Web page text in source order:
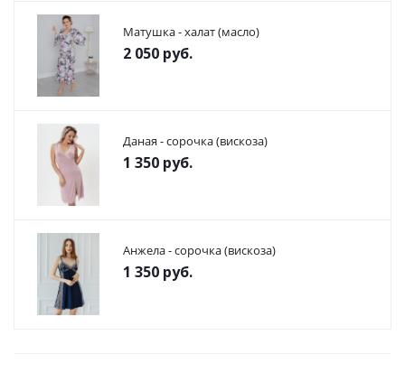
Матушка - халат (масло)
2 050 руб.
Даная - сорочка (вискоза)
1 350 руб.
Анжела - сорочка (вискоза)
1 350 руб.